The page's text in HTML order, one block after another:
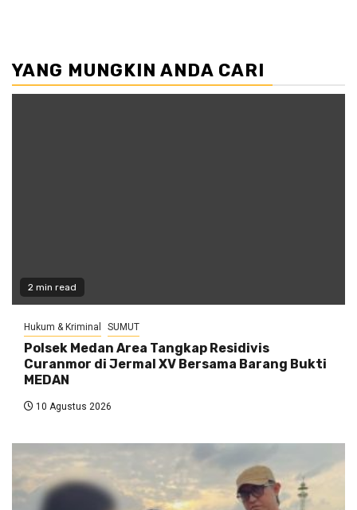
YANG MUNGKIN ANDA CARI
2 min read
Hukum & Kriminal SUMUT
Polsek Medan Area Tangkap Residivis
Curanmor di Jermal XV Bersama Barang Bukti
MEDAN
10 Agustus 2026